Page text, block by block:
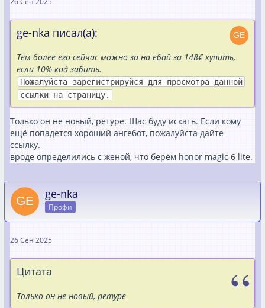
ge-nka писал(а):
Тем более его сейчас можно за на ебай за 148€ купить,
если 10% код забить.
Пожалуйста зарегистрируйся для просмотра данной
ссылки на страницу.
Только он не новый, ретуре. Щас буду искать. Если кому
ещё попадется хороший ангебот, пожалуйста дайте
ссылку.
вроде определились с женой, что берём honor magic 6 lite.
ge-nka
Профи
26 Сен 2025
Цитата
Только он не новый, ретуре